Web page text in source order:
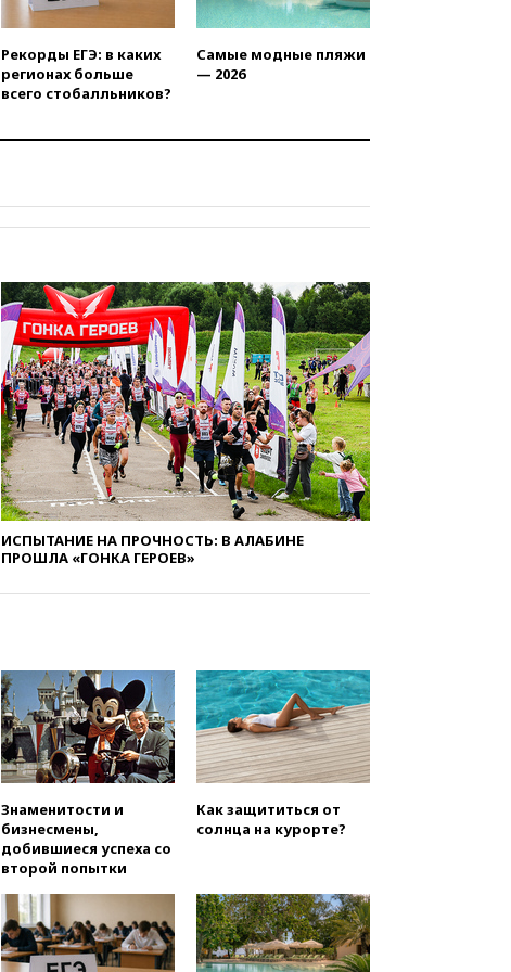
«Яблоко» ополчились
конкуренты
10:59
Торговые центры и кафе
в России могут обязать
раздавать питьевую воду
10:41Пашинян: Армения
ЕС и ЕАЭС
10:21ФСБ задержала более
20 сотрудников пунктов
обмена криптовалюты в
«Москве-Сити»
10:13Минтранс предлагает
тратить средства дорожных
фондов на защиту трасс от
БПЛА
09:56Хакеры нашли
документы об ударах ВСУ по
нефтяным терминалам в
России
09:49WSJ: Трамп «сходит с
09:36
Исландия и Черногория
в 2028 году могут войти в
состав Евросоюза
09:18
Пашинян сообщил о
приверженности Армении
принципам ЕАЭС
09:06
попросили уволиться
08:51
Осужденный в России
американец Гилман
находится при смерти
Рекорды ЕГЭ: в каких
регионах больше
всего стобалльников?
Самые модные пляжи
— 2026
ИСПЫТАНИЕ НА ПРОЧНОСТЬ: В АЛАБИНЕ
ПРОШЛА «ГОНКА ГЕРОЕВ»
Знаменитости и
бизнесмены,
добившиеся успеха со
второй попытки
Как защититься от
солнца на курорте?